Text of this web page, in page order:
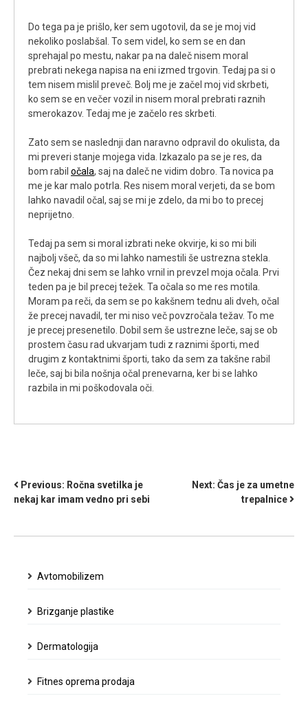
Do tega pa je prišlo, ker sem ugotovil, da se je moj vid
nekoliko poslabšal. To sem videl, ko sem se en dan
sprehajal po mestu, nakar pa na daleč nisem moral
prebrati nekega napisa na eni izmed trgovin. Tedaj pa si o
tem nisem mislil preveč. Bolj me je začel moj vid skrbeti,
ko sem se en večer vozil in nisem moral prebrati raznih
smerokazov. Tedaj me je začelo res skrbeti.
Zato sem se naslednji dan naravno odpravil do okulista, da
mi preveri stanje mojega vida. Izkazalo pa se je res, da
bom rabil očala, saj na daleč ne vidim dobro. Ta novica pa
me je kar malo potrla. Res nisem moral verjeti, da se bom
lahko navadil očal, saj se mi je zdelo, da mi bo to precej
neprijetno.
Tedaj pa sem si moral izbrati neke okvirje, ki so mi bili
najbolj všeč, da so mi lahko namestili še ustrezna stekla.
Čez nekaj dni sem se lahko vrnil in prevzel moja očala. Prvi
teden pa je bil precej težek. Ta očala so me res motila.
Moram pa reči, da sem se po kakšnem tednu ali dveh, očal
že precej navadil, ter mi niso več povzročala težav. To me
je precej presenetilo. Dobil sem še ustrezne leče, saj se ob
prostem času rad ukvarjam tudi z raznimi športi, med
drugim z kontaktnimi športi, tako da sem za takšne rabil
leče, saj bi bila nošnja očal prenevarna, ker bi se lahko
razbila in mi poškodovala oči.
NAVIGACIJA
PRISPEVKA
Previous: Ročna svetilka je
nekaj kar imam vedno pri sebi
Next: Čas je za umetne
trepalnice
Avtomobilizem
Brizganje plastike
Dermatologija
Fitnes oprema prodaja